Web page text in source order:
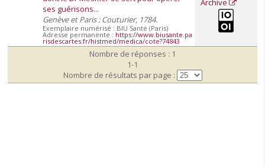
ses guérisons...
Genève et Paris : Couturier, 1784.
Exemplaire numérisé : BIU Santé (Paris)
Adresse permanente : https://www.biusante.pa
risdescartes.fr/histmed/medica/cote?74843
Nombre de réponses : 1
1-1
Nombre de résultats par page :